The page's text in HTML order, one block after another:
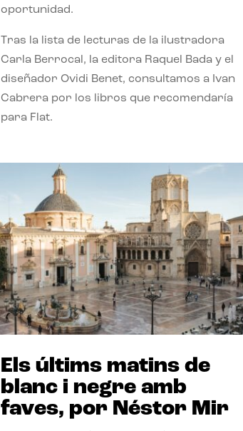
oportunidad.
Tras la lista de lecturas de la ilustradora
Carla Berrocal, la editora Raquel Bada y el
diseñador Ovidi Benet, consultamos a Ivan
Cabrera por los libros que recomendaría
para Flat.
Els últims matins de
blanc i negre amb
faves, por Néstor Mir